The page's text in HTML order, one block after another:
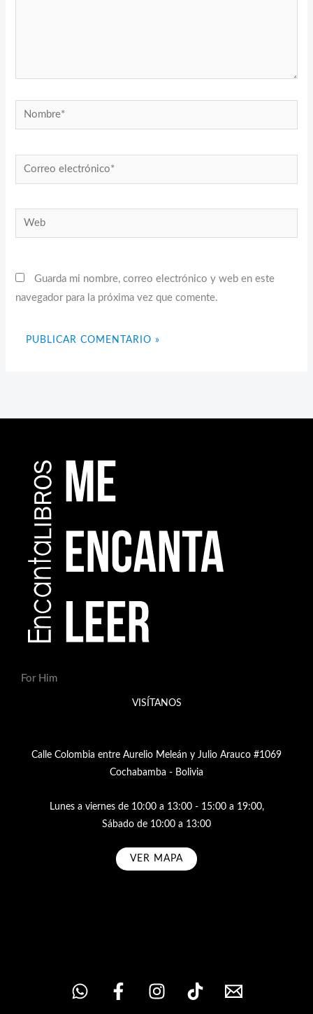
Nombre*
Correo
electrónico*
Web
Guarda mi nombre, correo electrónico y web en este
navegador para la próxima vez que comente.
For Him
VISÍTANOS
Calle Colombia entre Aurelio Meleán y Julio Arauco #1069
Cochabamba - Bolivia
Lunes a viernes de 10:00 a 13:00 - 15:00 a 19:00,
Sábado de 10:00 a 13:00
VER MAPA